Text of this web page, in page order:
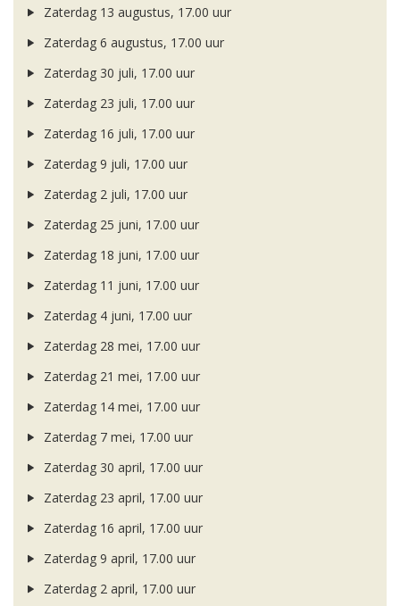
Zaterdag 13 augustus, 17.00 uur
Zaterdag 6 augustus, 17.00 uur
Zaterdag 30 juli, 17.00 uur
Zaterdag 23 juli, 17.00 uur
Zaterdag 16 juli, 17.00 uur
Zaterdag 9 juli, 17.00 uur
Zaterdag 2 juli, 17.00 uur
Zaterdag 25 juni, 17.00 uur
Zaterdag 18 juni, 17.00 uur
Zaterdag 11 juni, 17.00 uur
Zaterdag 4 juni, 17.00 uur
Zaterdag 28 mei, 17.00 uur
Zaterdag 21 mei, 17.00 uur
Zaterdag 14 mei, 17.00 uur
Zaterdag 7 mei, 17.00 uur
Zaterdag 30 april, 17.00 uur
Zaterdag 23 april, 17.00 uur
Zaterdag 16 april, 17.00 uur
Zaterdag 9 april, 17.00 uur
Zaterdag 2 april, 17.00 uur